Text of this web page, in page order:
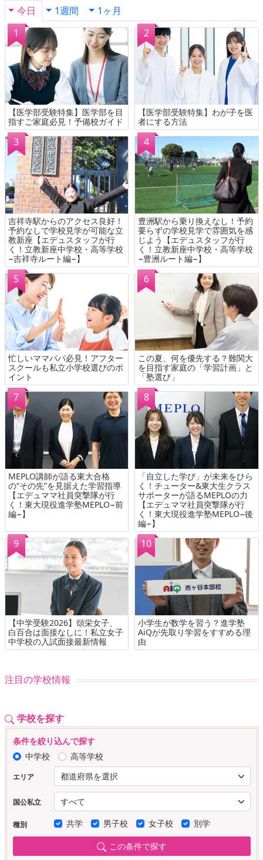
今日 1週間 1ヶ月
【医学部受験特集】医学部を目
指すご家庭必見！予備校ガイド
【医学部受験特集】わが子を医
者にする方法
吉祥寺駅からのアクセス良好！
予約なしで学校見学が可能な立
教新座【エデュスタッフが行
く！立教新座中学校・高等学校
−吉祥寺ルート編−】
豊洲駅から乗り換えなし！予約
要らずの学校見学で雰囲気を感
じよう【エデュスタッフが行
く！立教新座中学校・高等学校
−豊洲ルート編−】
忙しいママパパ必見！アフター
スクールも私立小学校選びのポ
イント
この夏、何を優先する？難関大
を目指す家庭の「学習計画」と
「塾選び」
MEPLO講師が語る東大合格
の“その先”を見据えた学習指導
【エデュママ社員突撃隊が行
く！東大現役進学塾MEPLO−前
編−】
「自立した学び」が未来をひら
く！チューター&東大生クラス
サポーターが語るMEPLOの力
【エデュママ社員突撃隊が行
く！東大現役進学塾MEPLO−後
編−】
【中学受験2026】頌栄女子、
白百合は面接なしに！私立女子
中学校の入試面接最新情報
小学生が数学を習う？進学塾
AiQが先取り学習をすすめる理
由
注目の学校情報
学校を探す
条件を絞り込んで探す
中学校
高等学校
エリア
国公私立
種別 共学 男子校 女子校 別学
この条件で探す